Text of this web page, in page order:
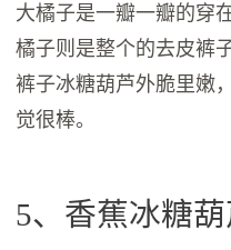
大橘子是一瓣一瓣的穿
橘子则是整个的去皮裤
裤子冰糖葫芦外脆里嫩
觉很棒。
5、香蕉冰糖葫